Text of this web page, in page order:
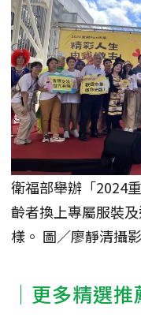
衛福部舉辦「2024
齡者換上專屬服裝
樣。 圖／廖靜清攝影
│更多精選